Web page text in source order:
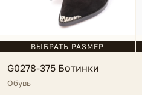
ВЫБРАТЬ РАЗМЕР
G0278-375 Ботинки
Обувь